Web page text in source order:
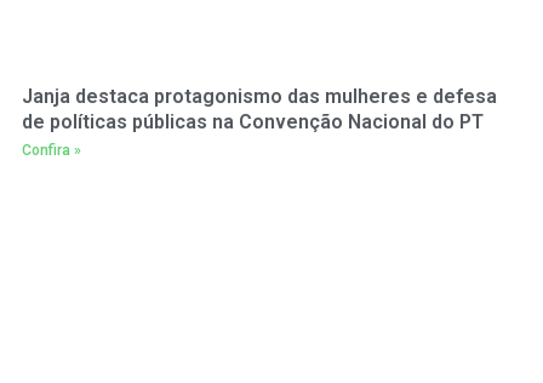
Janja destaca protagonismo das mulheres e defesa
de políticas públicas na Convenção Nacional do PT
Confira »